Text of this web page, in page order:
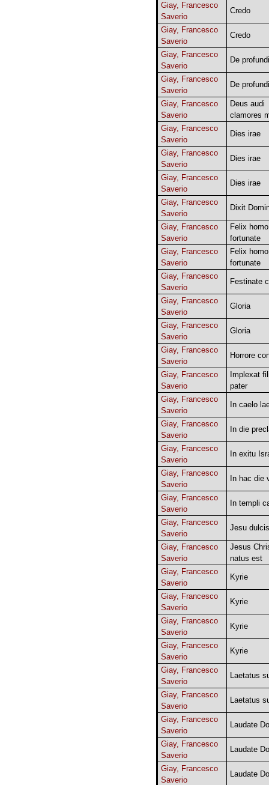
Giay, Francesco
Saverio
Credo
Giay, Francesco
Saverio
Credo
Giay, Francesco
Saverio
De
Giay, Francesco
Saverio
De
Giay, Francesco
Saverio
Deus audi
clamores
Giay, Francesco
Saverio
Dies irae
Giay, Francesco
Saverio
Dies irae
Giay, Francesco
Saverio
Dies irae
Giay, Francesco
Saverio
Dixit
Giay, Francesco
Saverio
Felix homo
fortunate
Giay, Francesco
Saverio
Felix homo
fortunate
Giay, Francesco
Saverio
Festinate
Giay, Francesco
Saverio
Gloria
Giay, Francesco
Saverio
Gloria
Giay, Francesco
Saverio
Horrore
Giay, Francesco
Saverio
Implexat
pater
Giay, Francesco
Saverio
In caelo
Giay, Francesco
Saverio
In die
Giay, Francesco
Saverio
In exitu
Giay, Francesco
Saverio
In hac die
Giay, Francesco
Saverio
In templi
Giay, Francesco
Saverio
Jesu
Giay, Francesco
Saverio
Jesus
natus est
Giay, Francesco
Saverio
Kyrie
Giay, Francesco
Saverio
Kyrie
Giay, Francesco
Saverio
Kyrie
Giay, Francesco
Saverio
Kyrie
Giay, Francesco
Saverio
Laetatus
Giay, Francesco
Saverio
Laetatus
Giay, Francesco
Saverio
Laudate
Giay, Francesco
Saverio
Laudate
Giay, Francesco
Saverio
Laudate